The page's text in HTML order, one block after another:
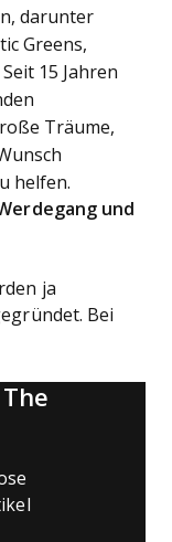
darunter
Greens,
15 Jahren
Träume,
helfen.
und
ja
Bei